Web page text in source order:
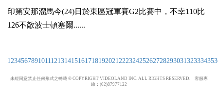
印第安那溜馬今(24)日於東區冠軍賽G2比賽中，不幸110比
126不敵波士頓塞爾......
1 23456789101112131415161718192021 2223242526272829303132333435
未經同意禁止任何形式之轉載 © COPYRIGHT VIDEOLAND INC. ALL RIGHTS RESERVED. 客服專
線：(02)87977122